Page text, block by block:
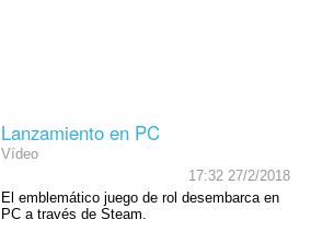
Lanzamiento en PC
Vídeo
17:32 27/2/2018
El emblemático juego de rol desembarca en
PC a través de Steam.